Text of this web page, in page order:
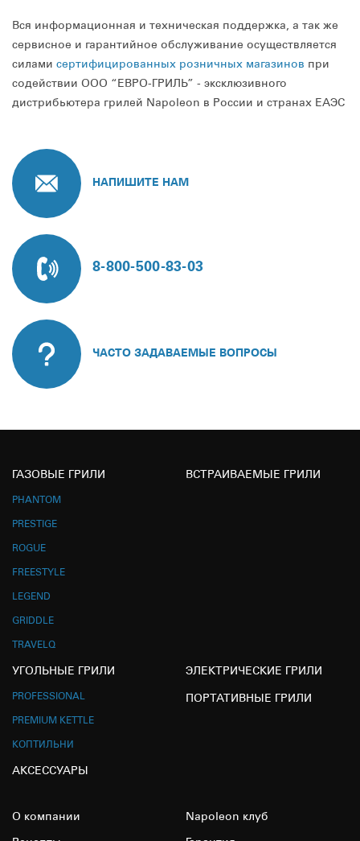
Вся информационная и техническая поддержка, а так же
сервисное и гарантийное обслуживание осуществляется
силами сертифицированных розничных магазинов при
содействии ООО “ЕВРО-ГРИЛЬ” - эксклюзивного
дистрибьютера грилей Napoleon в России и странах ЕАЭС
НАПИШИТЕ НАМ
8-800-500-83-03
ЧАСТО ЗАДАВАЕМЫЕ ВОПРОСЫ
ГАЗОВЫЕ ГРИЛИ
PHANTOM
PRESTIGE
ROGUE
FREESTYLE
LEGEND
GRIDDLE
TRAVELQ
ВСТРАИВАЕМЫЕ ГРИЛИ
УГОЛЬНЫЕ ГРИЛИ
PROFESSIONAL
PREMIUM KETTLE
КОПТИЛЬНИ
ЭЛЕКТРИЧЕСКИЕ ГРИЛИ
ПОРТАТИВНЫЕ ГРИЛИ
АКСЕССУАРЫ
О компании Napoleon клуб